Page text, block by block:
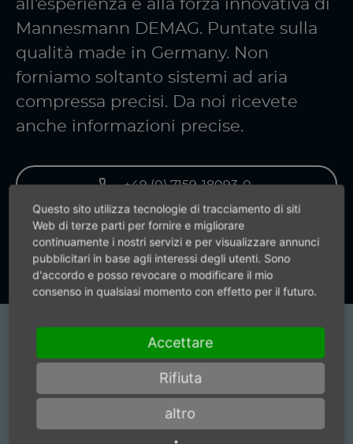
all’esperienza e alla forza innovativa di
Mannesmann DEMAG. Puntate sulla
qualità made in Germany. Non
forniamo soltanto sistemi ad aria
compressa precisi. Da noi ricevete
anche informazioni precise.
+49 (0) 7159-18093-0
Vai al modulo di contatto
Elettromandrini e azionamenti per spazzole
Mandrini robotici
Motori pneumatici e mandrini di rettificatrice
Questo sito utilizza tecnologie di tracciamento di siti
Web di terze parti per fornire e migliorare
continuamente i nostri servizi e per visualizzare annunci
pubblicitari in base agli interessi degli utenti. Sono
d'accordo e posso revocare o modificare il mio
consenso in qualsiasi momento con effetto per il futuro.
Accettare
Rifiuta
altro